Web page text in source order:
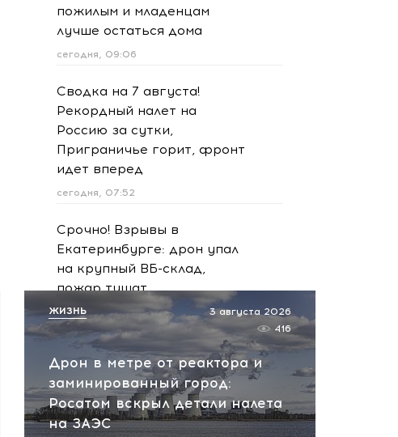
пожилым и младенцам
лучше остаться дома
сегодня, 09:06
Сводка на 7 августа!
Рекордный налет на
Россию за сутки,
Приграничье горит, фронт
идет вперед
сегодня, 07:52
Срочно! Взрывы в
Екатеринбурге: дрон упал
на крупный ВБ-склад,
пожар тушат
сегодня, 07:44
Сейчас! В Киеве ждут
продолжения: " Герани"
ударили по логистическим
складам в Броварах
вчера, 21:11
Дрон в метре от реактора и
заминированный город:
Росатом вскрыл детали налета
на ЗАЭС
3 августа 2026
416
ЖИЗНЬ